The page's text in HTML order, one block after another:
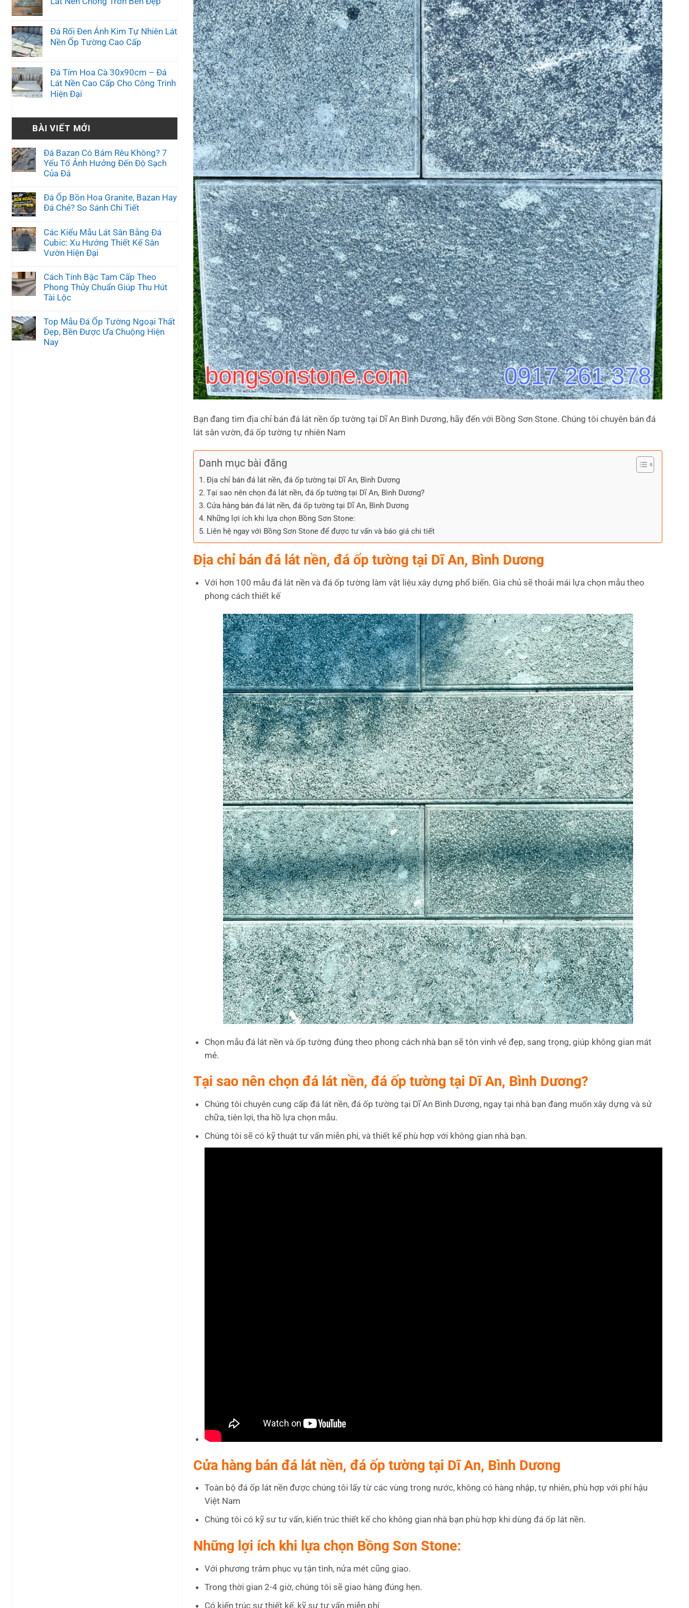
Đá Rối Đen Ánh Kim Tự Nhiên Lát
Nền Ốp Tường Cao Cấp
Đá Tím Hoa Cà 30x90cm – Đá
Lát Nền Cao Cấp Cho Công Trình
Hiện Đại
BÀI VIẾT MỚI
Đá Bazan Có Bám Rêu Không? 7
Yếu Tố Ảnh Hưởng Đến Độ Sạch
Của Đá
Đá Ốp Bồn Hoa Granite, Bazan Hay
Đá Chẻ? So Sánh Chi Tiết
Các Kiểu Mẫu Lát Sân Bằng Đá
Cubic: Xu Hướng Thiết Kế Sân
Vườn Hiện Đại
Cách Tính Bậc Tam Cấp Theo
Phong Thủy Chuẩn Giúp Thu Hút
Tài Lộc
Top Mẫu Đá Ốp Tường Ngoại Thất
Đẹp, Bền Được Ưa Chuộng Hiện
Nay
Bạn đang tìm địa chỉ bán đá lát nền ốp tường tại Dĩ An Bình Dương, hãy đến với Bồng Sơn Stone. Chúng tôi chuyên bán đá
lát sân vườn, đá ốp tường tự nhiên Nam
Danh mục bài đăng
Địa chỉ bán đá lát nền, đá ốp tường tại Dĩ An, Bình Dương
Tại sao nên chọn đá lát nền, đá ốp tường tại Dĩ An, Bình Dương?
Cửa hàng bán đá lát nền, đá ốp tường tại Dĩ An, Bình Dương
Những lợi ích khi lựa chọn Bồng Sơn Stone:
Liên hệ ngay với Bồng Sơn Stone để được tư vấn và báo giá chi tiết
Địa chỉ bán đá lát nền, đá ốp tường tại Dĩ An, Bình Dương
Với hơn 100 mẫu đá lát nền và đá ốp tường làm vật liệu xây dựng phổ biến. Gia chủ sẽ thoải mái lựa chọn mẫu theo
phong cách thiết kế
Chọn mẫu đá lát nền và ốp tường đúng theo phong cách nhà bạn sẽ tôn vinh vẻ đẹp, sang trọng, giúp không gian mát
mẻ.
Tại sao nên chọn đá lát nền, đá ốp tường tại Dĩ An, Bình Dương?
Chúng tôi chuyên cung cấp đá lát nền, đá ốp tường tại Dĩ An Bình Dương, ngay tại nhà bạn đang muốn xây dựng và sử
chữa, tiên lợi, tha hồ lựa chọn mẫu.
Chúng tôi sẽ có kỹ thuật tư vấn miễn phí, và thiết kế phù hợp với không gian nhà bạn.
Cửa hàng bán đá lát nền, đá ốp tường tại Dĩ An, Bình Dương
Toàn bộ đá ốp lát nền được chúng tôi lấy từ các vùng trong nước, không có hàng nhập, tự nhiên, phù hợp với phí hậu
Việt Nam
Chúng tôi có kỹ sư tư vấn, kiến trúc thiết kế cho không gian nhà bạn phù hợp khi dùng đá ốp lát nền.
Những lợi ích khi lựa chọn Bồng Sơn Stone:
Với phương trâm phục vụ tận tình, nửa mét cũng giao.
Trong thời gian 2-4 giờ, chúng tôi sẽ giao hàng đúng hẹn.
Có kiến trúc sư thiết kế, kỹ sư tư vấn miễn phí